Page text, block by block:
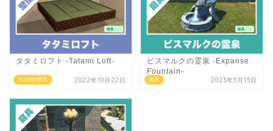
その他の家具
タタミロフト -Tatami Loft-
2022年10月22日 庭具
ビスマルクの霊泉 -Expanse
Fountain-
2023年5月15日